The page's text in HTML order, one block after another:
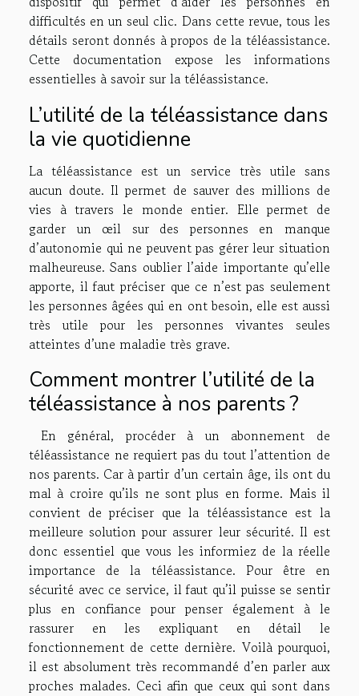
difficultés en un seul clic. Dans cette revue, tous les
détails seront donnés à propos de la téléassistance.
Cette documentation expose les informations
essentielles à savoir sur la téléassistance.
L’utilité de la téléassistance dans
la vie quotidienne
La téléassistance est un service très utile sans
aucun doute. Il permet de sauver des millions de
vies à travers le monde entier. Elle permet de
garder un œil sur des personnes en manque
d’autonomie qui ne peuvent pas gérer leur situation
malheureuse. Sans oublier l’aide importante qu’elle
apporte, il faut préciser que ce n’est pas seulement
les personnes âgées qui en ont besoin, elle est aussi
très utile pour les personnes vivantes seules
atteintes d’une maladie très grave.
Comment montrer l’utilité de la
téléassistance à nos parents ?
En général, procéder à un abonnement de
téléassistance ne requiert pas du tout l’attention de
nos parents. Car à partir d’un certain âge, ils ont du
mal à croire qu’ils ne sont plus en forme. Mais il
convient de préciser que la téléassistance est la
meilleure solution pour assurer leur sécurité. Il est
donc essentiel que vous les informiez de la réelle
importance de la téléassistance. Pour être en
sécurité avec ce service, il faut qu’il puisse se sentir
plus en confiance pour penser également à le
rassurer en les expliquant en détail le
fonctionnement de cette dernière. Voilà pourquoi,
il est absolument très recommandé d’en parler aux
proches malades. Ceci afin que ceux qui sont dans